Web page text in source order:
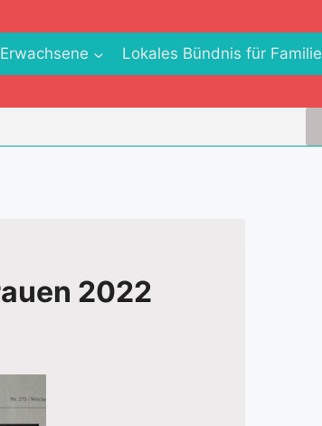
Lokales Bündnis für Familie
2022